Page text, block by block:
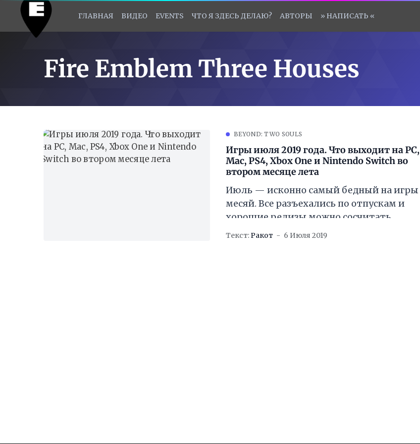
ГЛАВНАЯ ВИДЕО EVENTS ЧТО Я ЗДЕСЬ ДЕЛАЮ? АВТОРЫ » НАПИСАТЬ «
Fire Emblem Three Houses
BEYOND: TWO SOULS
Игры июля 2019 года. Что выходит на PC,
Mac, PS4, Xbox One и Nintendo Switch во
втором месяце лета
Июль — исконно самый бедный на игры
месяй. Все разъехались по отпускам и
хорошие релизы можно сосчитать
буквально по пальцам одной руки. Но не
Текст:Ракот 6 Июля 2019